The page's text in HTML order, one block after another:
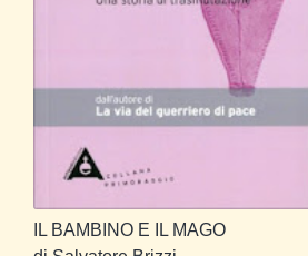
IL BAMBINO E IL MAGO